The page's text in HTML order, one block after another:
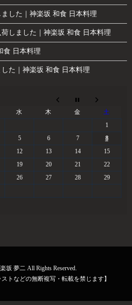
した｜神楽坂 和食 日本料理
しました｜神楽坂 和食 日本料理
食 日本料理
た｜神楽坂 和食 日本料理
水 木 金
土
1
5 6 7
8
12 13 14
15
19 20 21
22
26 27 28
29
坂 夢二 All Rights Reserved.
トなどの無断複写・転載を禁じます】